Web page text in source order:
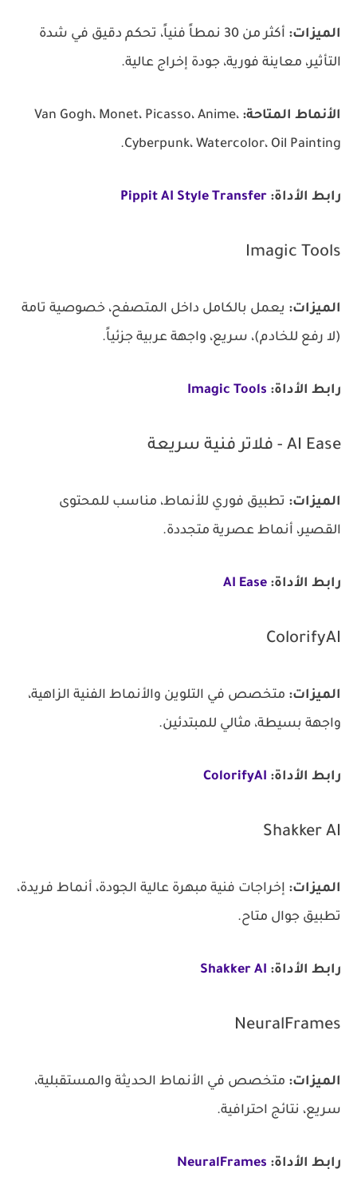
الميزات:
أكثر من 30 نمطاً فنياً، تحكم دقيق في شدة
التأثير، معاينة فورية، جودة إخراج عالية.
الأنماط المتاحة: Van Gogh، Monet، Picasso، Anime،
Cyberpunk، Watercolor، Oil Painting.
رابط الأداة: Pippit AI Style Transfer
Imagic Tools
الميزات: يعمل بالكامل داخل المتصفح، خصوصية تامة
(لا رفع للخادم)، سريع، واجهة عربية جزئياً.
رابط الأداة: Imagic Tools
AI Ease - فلاتر فنية سريعة
الميزات: تطبيق فوري للأنماط، مناسب للمحتوى
القصير، أنماط عصرية متجددة.
رابط الأداة: AI Ease
ColorifyAI
الميزات: متخصص في التلوين والأنماط الفنية الزاهية،
واجهة بسيطة، مثالي للمبتدئين.
رابط الأداة: ColorifyAI
Shakker AI
الميزات: إخراجات فنية مبهرة عالية الجودة، أنماط فريدة،
تطبيق جوال متاح.
رابط الأداة: Shakker AI
NeuralFrames
الميزات: متخصص في الأنماط الحديثة والمستقبلية،
سريع، نتائج احترافية.
رابط الأداة: NeuralFrames